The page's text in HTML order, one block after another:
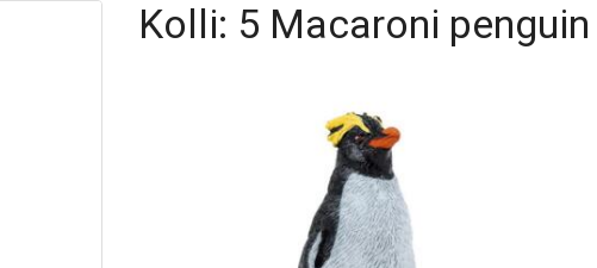
Kolli: 5 Macaroni penguin